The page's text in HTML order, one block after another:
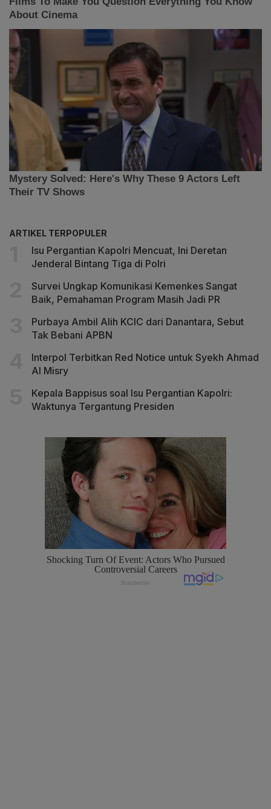
ARTIKEL TERPOPULER
Isu Pergantian Kapolri Mencuat, Ini Deretan
Jenderal Bintang Tiga di Polri
Survei Ungkap Komunikasi Kemenkes Sangat
Baik, Pemahaman Program Masih Jadi PR
Purbaya Ambil Alih KCIC dari Danantara, Sebut
Tak Bebani APBN
Interpol Terbitkan Red Notice untuk Syekh Ahmad
Al Misry
Kepala Bappisus soal Isu Pergantian Kapolri:
Waktunya Tergantung Presiden